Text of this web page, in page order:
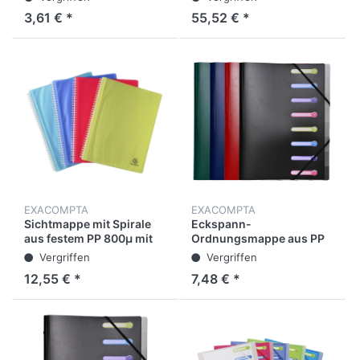
Format DIN A4
3,61 € *
aus PP, Rücken: 40 mm,
Exactive®, DIN A3
Hochformat, Schwarz
55,52 € *
EXACOMPTA
Sichtmappe mit Spirale
aus festem PP 800µ mit
30 Hüllen, Linicolor, für
Format DIN A4
Vergriffen
12,55 € *
EXACOMPTA
Eckspann-
Ordnungsmappe aus PP
500µ mit Gummizug und
3 Klappen, 8 Fächer für
Format DIN A4, farbig
sortiert
Vergriffen
7,48 € *